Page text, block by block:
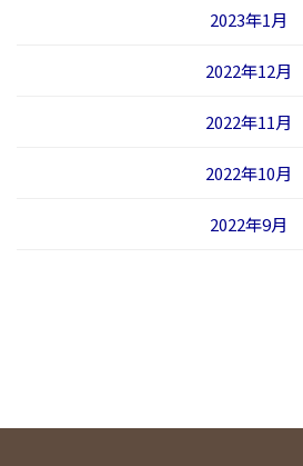
2023年1月
2022年12月
2022年11月
2022年10月
2022年9月